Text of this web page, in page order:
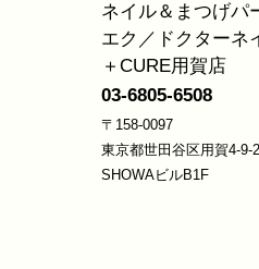
ネイル＆まつげパ
エク／ドクターネ
＋CURE用賀店
03-6805-6508
〒158-0097
東京都世田谷区用賀4-9-2
SHOWAビルB1F